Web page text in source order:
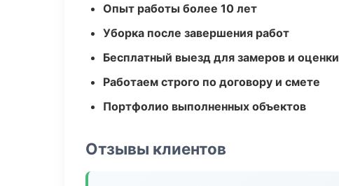
Опыт работы более 10 лет
Уборка после завершения работ
Бесплатный выезд для замеров и оценки
Работаем строго по договору и смете
Портфолио выполненных объектов
Отзывы клиентов